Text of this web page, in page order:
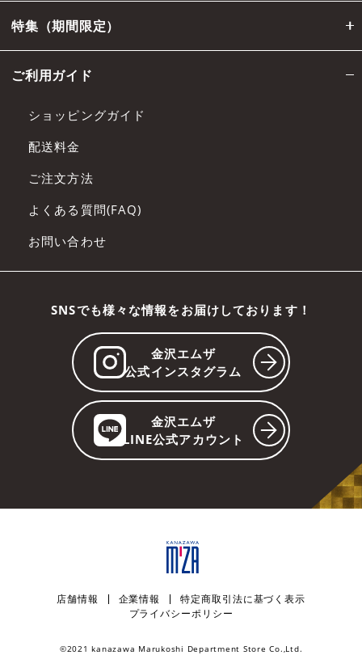
特集（期間限定）
ご利用ガイド
ショッピングガイド
配送料金
ご注文方法
よくある質問(FAQ)
お問い合わせ
SNSでも様々な情報をお届けしております！
金沢エムザ
公式インスタグラム
金沢エムザ
LINE公式アカウント
店舗情報 企業情報
特定商取引法に基づく表示
プライバシーポリシー
©︎2021 kanazawa Marukoshi Department Store Co.,Ltd.